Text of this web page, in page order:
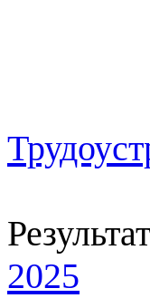
2025